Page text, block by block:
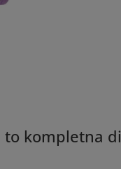
to kompletna